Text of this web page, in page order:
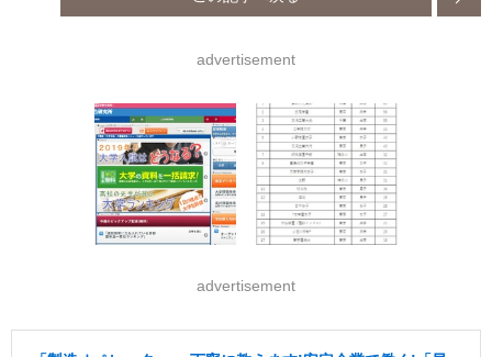
advertisement
advertisement